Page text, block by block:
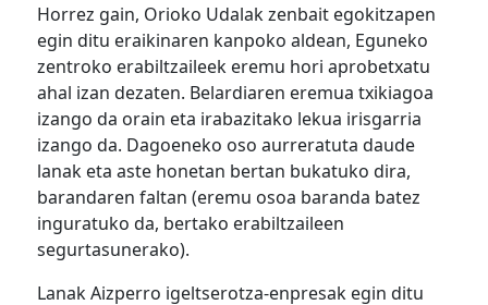
Horrez gain, Orioko Udalak zenbait egokitzapen
egin ditu eraikinaren kanpoko aldean, Eguneko
zentroko erabiltzaileek eremu hori aprobetxatu
ahal izan dezaten. Belardiaren eremua txikiagoa
izango da orain eta irabazitako lekua irisgarria
izango da. Dagoeneko oso aurreratuta daude
lanak eta aste honetan bertan bukatuko dira,
barandaren faltan (eremu osoa baranda batez
inguratuko da, bertako erabiltzaileen
segurtasunerako).
Lanak Aizperro igeltserotza-enpresak egin ditu